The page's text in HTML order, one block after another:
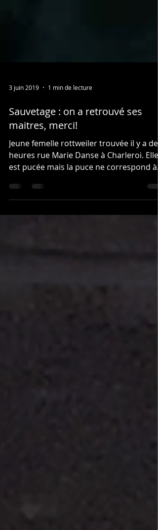
3 juin 2019
Sauvetage : on a retrouvé ses
maitres, merci!
Jeune femelle rottweiler trouvée il y a
heures rue Marie Danse à Charleroi. Elle
est pucée mais la puce ne correspond à
rien. Si...